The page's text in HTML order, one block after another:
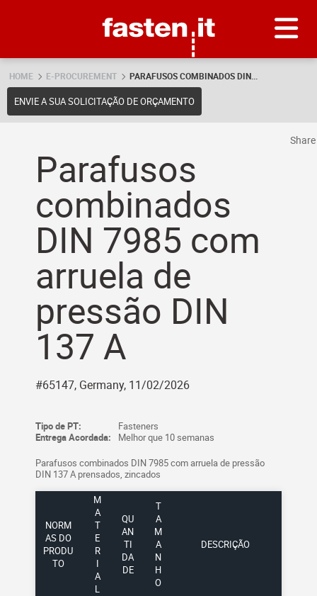
HOME E-PROCUREMENT PARAFUSOS COMBINADOS DIN...
ENVIE A SUA SOLICITAÇÃO DE ORÇAMENTO
Parafusos
combinados
DIN 7985 com
arruela de
pressão DIN
137 A
#65147, Germany, 11/02/2026
Tipo de PT:
Fasteners
Entrega Acordada:
Melhor que 10 semanas
Parafusos combinados DIN 7985 com arruela de pressão
DIN 137 A prensados, zincados
NORM
AS DO
PRODU
TO
M
A
T
E
R
I
A
L
QU
AN
TI
DA
DE
T
A
M
A
N
H
O
DESCRIÇÃO
Share